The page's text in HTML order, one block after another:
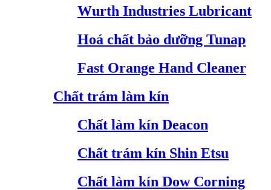
Wurth Industries Lubricant
Hoá chất bảo dưỡng Tunap
Fast Orange Hand Cleaner
Chất trám làm kín
Chất làm kín Deacon
Chất trám kín Shin Etsu
Chất làm kín Dow Corning